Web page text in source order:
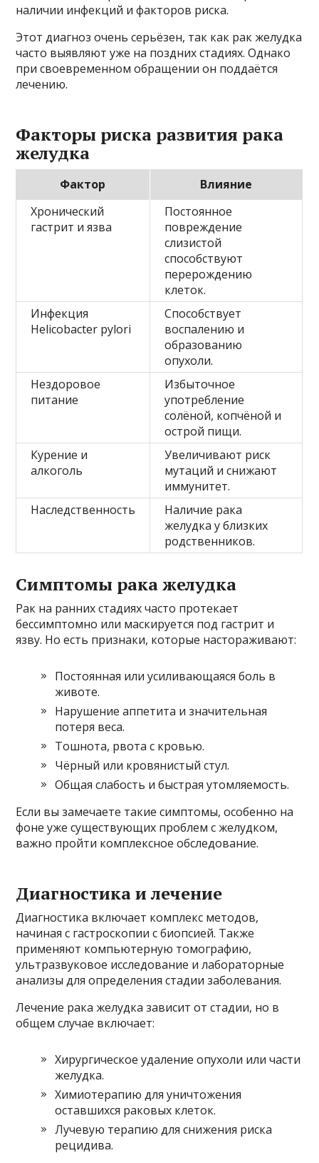
наличии инфекций и факторов риска.
Этот диагноз очень серьёзен, так как рак желудка
часто выявляют уже на поздних стадиях. Однако
при своевременном обращении он поддаётся
лечению.
Факторы риска развития рака
желудка
Фактор
Влияние
Хронический
гастрит и язва
Постоянное
повреждение
слизистой
способствуют
перерождению
клеток.
Инфекция
Helicobacter pylori
Способствует
воспалению и
образованию
опухоли.
Нездоровое
питание
Избыточное
употребление
солёной, копчёной и
острой пищи.
Курение и
алкоголь
Увеличивают риск
мутаций и снижают
иммунитет.
Наследственность
Наличие рака
желудка у близких
родственников.
Симптомы рака желудка
Рак на ранних стадиях часто протекает
бессимптомно или маскируется под гастрит и
язву. Но есть признаки, которые настораживают:
Постоянная или усиливающаяся боль в
животе.
Нарушение аппетита и значительная
потеря веса.
Тошнота, рвота с кровью.
Чёрный или кровянистый стул.
Общая слабость и быстрая утомляемость.
Если вы замечаете такие симптомы, особенно на
фоне уже существующих проблем с желудком,
важно пройти комплексное обследование.
Диагностика и лечение
Диагностика включает комплекс методов,
начиная с гастроскопии с биопсией. Также
применяют компьютерную томографию,
ультразвуковое исследование и лабораторные
анализы для определения стадии заболевания.
Лечение рака желудка зависит от стадии, но в
общем случае включает:
Хирургическое удаление опухоли или части
желудка.
Химиотерапию для уничтожения
оставшихся раковых клеток.
Лучевую терапию для снижения риска
рецидива.